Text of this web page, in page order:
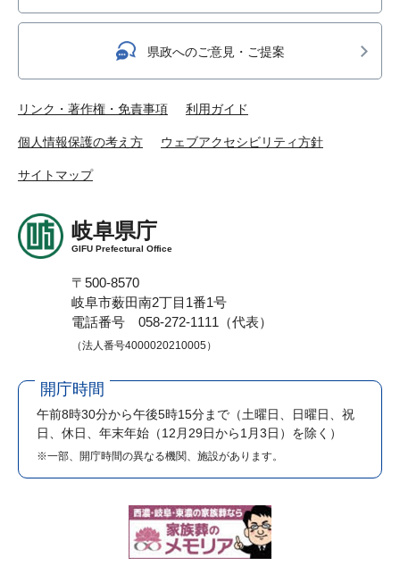
県政へのご意見・ご提案
リンク・著作権・免責事項 利用ガイド
個人情報保護の考え方 ウェブアクセシビリティ方針
サイトマップ
岐阜県庁
GIFU Prefectural Office
〒500-8570
岐阜市薮田南2丁目1番1号
電話番号 058-272-1111（代表）
（法人番号4000020210005）
開庁時間
午前8時30分から午後5時15分まで （土曜日、日曜日、祝
日、休日、年末年始（12月29日から1月3日）を除く）
※一部、開庁時間の異なる機関、施設があります。